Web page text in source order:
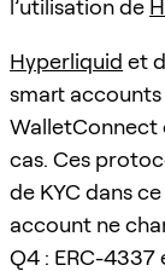
l’utilisation de
Hyperliquid et
smart
WalletConnect
cas. Ces
de KYC dans
account ne
Q4 : ERC-